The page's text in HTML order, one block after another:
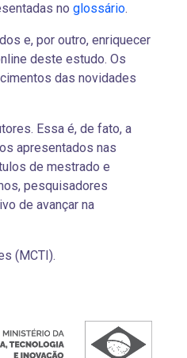
no glossário.
e, por outro, enriquecer
deste estudo. Os
das novidades
Essa é, de fato, a
apresentados nas
de mestrado e
pesquisadores
de avançar na
(MCTI).